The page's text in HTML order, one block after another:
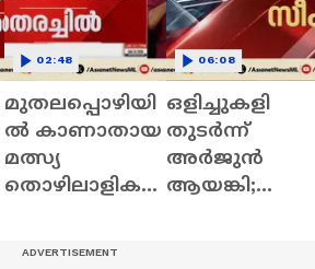
മുതലപ്പൊഴിയി
ൽ കാണാതായ
മത്സ്യ
തൊഴിലാളികൾ
02:48
ഒളിച്ചുകളി
തുടര്‍ന്ന്
അര്‍ജുൻ
ആയങ്കി;
06:08